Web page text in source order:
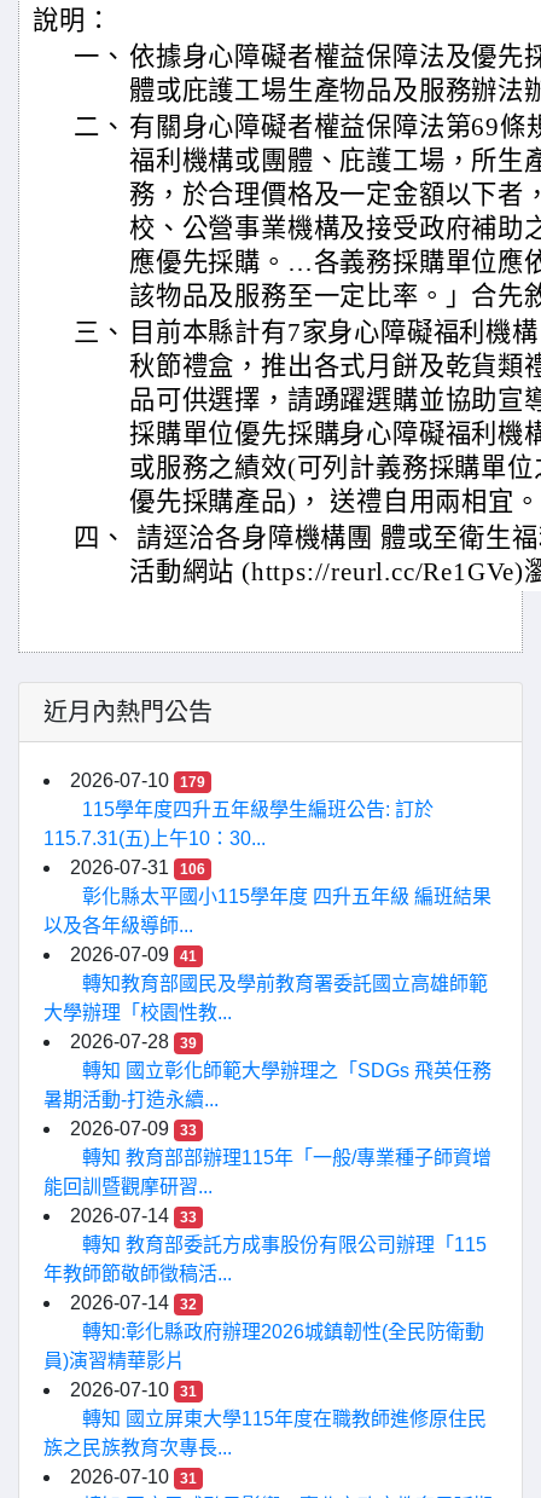
說明：
一、 依據身心障礙者權益保障法及優先
體或庇護工場生產物品及服務辦法
二、 有關身心障礙者權益保障法第69條
福利機構或團體、庇護工場，所生
務，於合理價格及一定金額以下者
校、公營事業機構及接受政府補助
應優先採購。…各義務採購單位應
該物品及服務至一定比率。」合先
三、
目前本縣計有7家身心障礙福利機
秋節禮盒，推出各式月餅及乾貨類
品可供選擇，請踴躍選購並協助宣
採購單位優先採購身心障礙福利機
或服務之績效(可列計義務採購單
優先採購產品)， 送禮自用兩相宜。
四、
請逕洽各身障機構團 體或至衛生
活動網站 (https://reurl.cc/Re1GVe)
近月內熱門公告
2026-07-10 179
115學年度四升五年級學生編班公告: 訂於
115.7.31(五)上午10：30...
2026-07-31
106
彰化縣太平國小115學年度 四升五年級 編班結果
以及各年級導師...
2026-07-09
41
轉知教育部國民及學前教育署委託國立高雄師範
大學辦理「校園性教...
2026-07-28
39
轉知 國立彰化師範大學辦理之「SDGs 飛英任務
暑期活動-打造永續...
2026-07-09
33
轉知 教育部部辦理115年「一般/專業種子師資增
能回訓暨觀摩研習...
2026-07-14
33
轉知 教育部委託方成事股份有限公司辦理「115
年教師節敬師徵稿活...
2026-07-14
32
轉知:彰化縣政府辦理2026城鎮韌性(全民防衛動
員)演習精華影片
2026-07-10
31
轉知 國立屏東大學115年度在職教師進修原住民
族之民族教育次專長...
2026-07-10
31